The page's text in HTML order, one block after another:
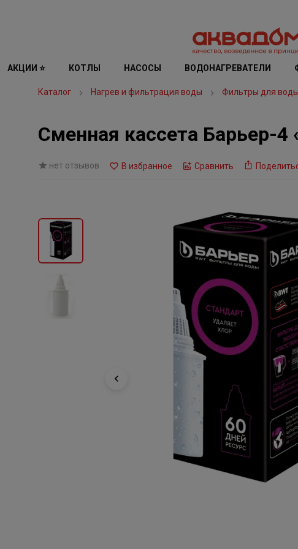
АКЦИИ ⭐ КОТЛЫ НАСОСЫ ВОДОНАГРЕВАТЕЛИ
Каталог Нагрев и фильтрация воды Фильтры для воды
Сменная кассета Барьер-4
нет отзывов В избранное Сравнить